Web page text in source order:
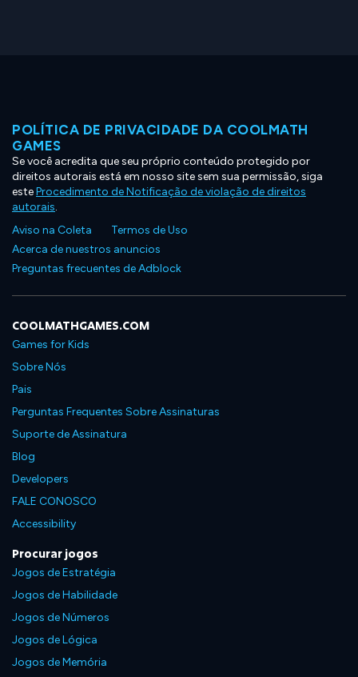
POLÍTICA DE PRIVACIDADE DA COOLMATH
GAMES
Se você acredita que seu próprio conteúdo protegido por
direitos autorais está em nosso site sem sua permissão, siga
esteProcedimento de Notificação de violação de direitos
autorais.
Aviso na Coleta
Termos de Uso
Acerca de nuestros anuncios
Preguntas frecuentes de Adblock
COOLMATHGAMES.COM
Games for Kids
Sobre Nós
Pais
Perguntas Frequentes Sobre Assinaturas
Suporte de Assinatura
Blog
Developers
FALE CONOSCO
Accessibility
Procurar jogos
Jogos de Estratégia
Jogos de Habilidade
Jogos de Números
Jogos de Lógica
Jogos de Memória